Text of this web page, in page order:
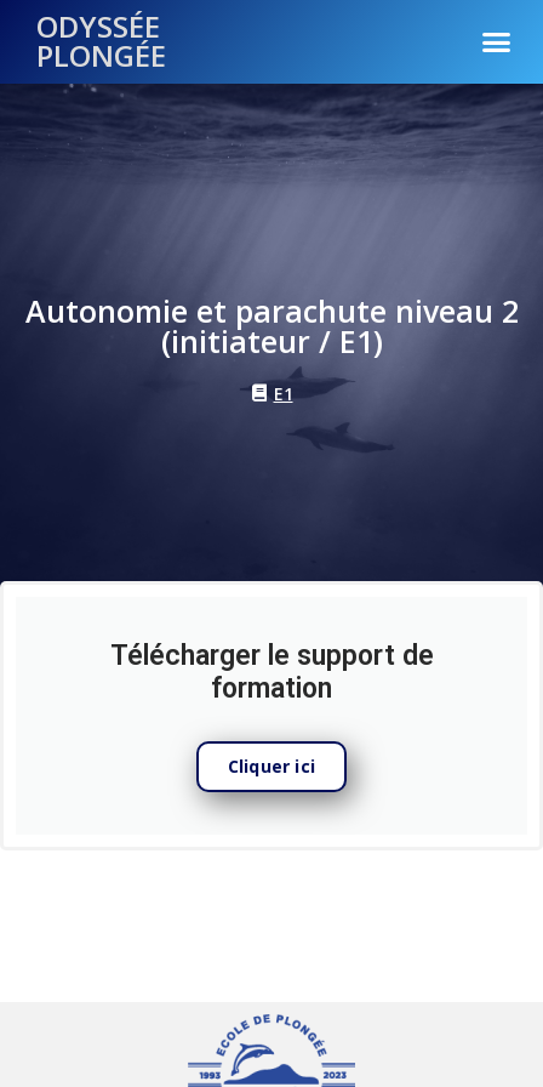
ODYSSÉE
PLONGÉE
Autonomie et parachute niveau 2
(initiateur / E1)
E1
Télécharger le support de
formation
Cliquer ici